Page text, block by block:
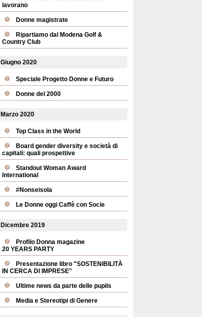
lavorano
Donne magistrate
Ripartiamo dal Modena Golf &
Country Club
Giugno 2020
Speciale Progetto Donne e Futuro
Donne del 2000
Marzo 2020
Top Class in the World
Board gender diversity e società di
capitali: quali prospettive
Standout Woman Award
International
#Nonseisola
Le Donne oggi Caffè con Socie
Dicembre 2019
Profilo Donna magazine
20 YEARS PARTY
Presentazione libro "SOSTENIBILITÀ
IN CERCA DI IMPRESE"
Ultime news da parte delle pupils
Media e Stereotipi di Genere